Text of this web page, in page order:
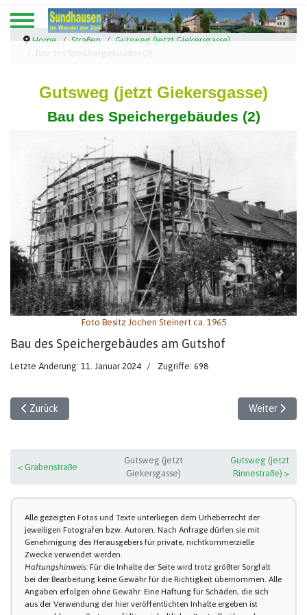
Home Straßen
Gutsweg (jetzt Giekersgasse)
Gutsweg (jetzt Giekersgasse)
Bau des Speichergebäudes (2)
Foto Besitz Jochen Steinert ca. 1965
Bau des Speichergebäudes am Gutshof
Letzte Änderung: 11. Januar 2024 Zugriffe: 698
Vorheriger Beitrag: Bau des Speichergebäudes (1)
Zurück Nächster
Weiter
< Grabenstraße
Gutsweg (jetzt
Giekersgasse)
Gutsweg (jetzt
Rinnestraße) >
Alle gezeigten Fotos und Texte unterliegen dem Urheberrecht der
jeweiligen Fotografen bzw. Autoren. Nach Anfrage dürfen sie mit
Genehmigung des Herausgebers für private, nichtkommerzielle
Zwecke verwendet werden.
Haftungshinweis: Für die Inhalte der Seite wird trotz größter Sorgfalt
bei der Bearbeitung keine Gewähr für die Richtigkeit übernommen. Alle
Angaben erfolgen ohne Gewähr. Eine Haftung für Schäden, die sich
aus der Verwendung der hier veröffentlichten Inhalte ergeben ist